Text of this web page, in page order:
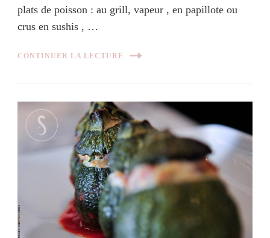
plats de poisson : au grill, vapeur , en papillote ou
crus en sushis , …
CONTINUER LA LECTURE